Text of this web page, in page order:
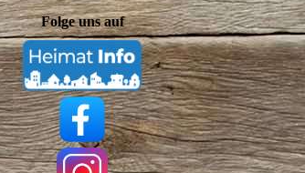
Folge uns auf